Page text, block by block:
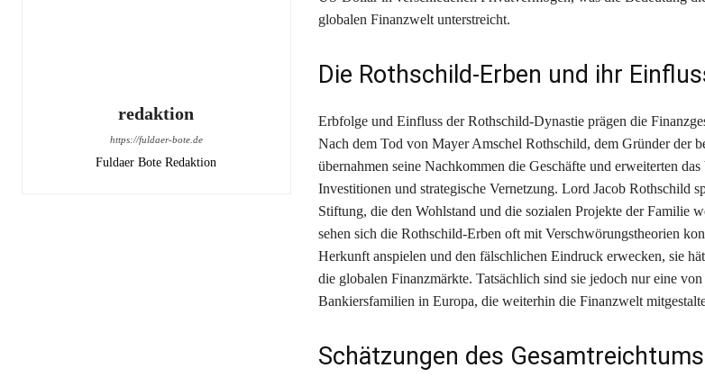
redaktion
https://fuldaer-bote.de
Fuldaer Bote Redaktion
globalen Finanzwelt unterstreicht.
Die Rothschild-Erben und ihr
Erbfolge und Einfluss der Rothschild-Dynastie prägen die
Nach dem Tod von Mayer Amschel Rothschild, dem Gründer der
übernahmen seine Nachkommen die Geschäfte und erweiterten
Investitionen und strategische Vernetzung. Lord Jacob Rothschild
Stiftung, die den Wohlstand und die sozialen Projekte der Familie
sehen sich die Rothschild-Erben oft mit Verschwörungstheorien
Herkunft anspielen und den fälschlichen Eindruck erwecken, sie
die globalen Finanzmärkte. Tatsächlich sind sie jedoch nur eine
Bankiersfamilien in Europa, die weiterhin die Finanzwelt
Schätzungen des